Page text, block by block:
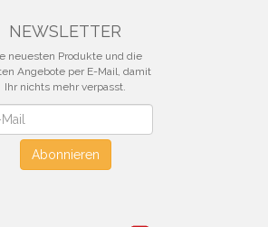
NEWSLETTER
neuesten Produkte und die
Angebote per E-Mail, damit
Ihr nichts mehr verpasst.
Abonnieren